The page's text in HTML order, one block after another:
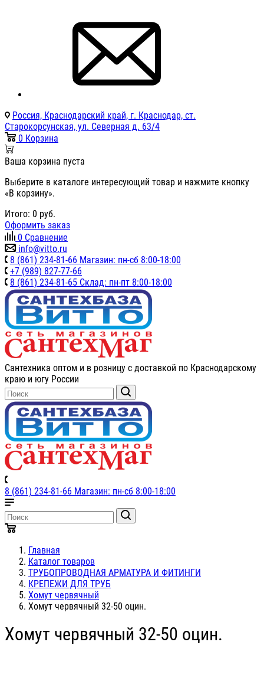
Россия, Краснодарский край, г. Краснодар, ст.
Старокорсунская, ул. Северная д. 63/4
0 Корзина
Ваша корзина пуста
Выберите в каталоге интересующий товар и нажмите кнопку
«В корзину».
Итого: 0 руб.
Оформить заказ
0 Сравнение
info@vitto.ru
8 (861) 234-81-66 Магазин: пн-сб 8:00-18:00
+7 (989) 827-77-66
8 (861) 234-81-65 Склад: пн-пт 8:00-18:00
Сантехника оптом и в розницу с доставкой по Краснодарскому
краю и югу России
8 (861) 234-81-66 Магазин: пн-сб 8:00-18:00
Главная
Каталог товаров
ТРУБОПРОВОДНАЯ АРМАТУРА И ФИТИНГИ
КРЕПЕЖИ ДЛЯ ТРУБ
Хомут червячный
Хомут червячный 32-50 оцин.
Хомут червячный 32-50 оцин.